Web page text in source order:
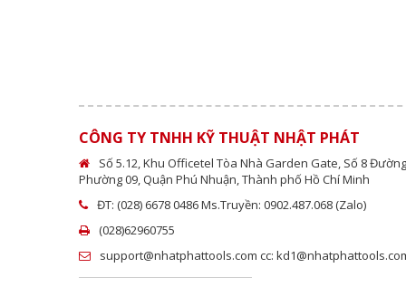
CÔNG TY TNHH KỸ THUẬT NHẬT PHÁT
Số 5.12, Khu Officetel Tòa Nhà Garden Gate, Số 8
Phường 09, Quận Phú Nhuận, Thành phố Hồ Chí Minh
ĐT: (028) 6678 0486 Ms.Truyền: 0902.487.068 (Zalo)
(028)62960755
support@nhatphattools.com cc: